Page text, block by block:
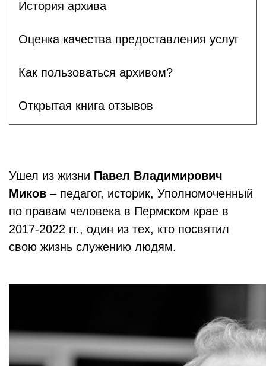
История архива
Оценка качества предоставления услуг
Как пользоваться архивом?
Открытая книга отзывов
Ушел из жизни Павел Владимирович
Миков – педагог, историк, Уполномоченный
по правам человека в Пермском крае в
2017-2022 гг., один из тех, кто посвятил
свою жизнь служению людям.